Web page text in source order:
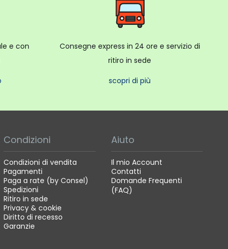
e con
Consegne express in 24 ore e servizio di
ritiro in sede
scopri di più
Condizioni
Condizioni di vendita
Pagamenti
Paga a rate (by Consel)
Spedizioni
Ritiro in sede
Privacy & cookie
Diritto di recesso
Garanzie
Aiuto
Il mio Account
Contatti
Domande Frequenti
(FAQ)